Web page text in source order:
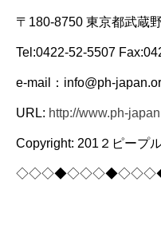
〒180-8750 東京都武蔵
Tel:0422-52-5507
e-mail：info@ph-
URL: http://www.ph-
Copyright: 201２ピープ